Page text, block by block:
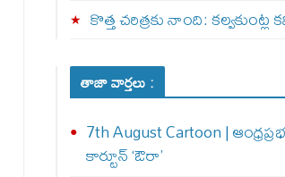
కొత్త చరిత్రకు నాంది: క‌ల్వ‌కుంట్ల
తాజా వార్తలు :
7th August Cartoon |
కార్టూన్ ‘ఔరా’